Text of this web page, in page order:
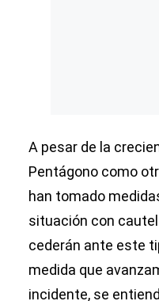
A pesar de la
Pentágono como
han tomado
situación con
cederán ante este
medida que
incidente, se